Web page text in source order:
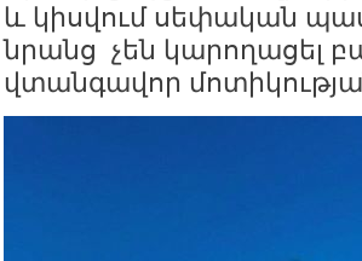
և կիսվում սեփական
նրանց չեն կարողացել
վտանգավոր